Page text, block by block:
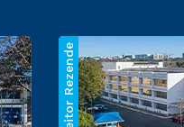
Reitor Rezende